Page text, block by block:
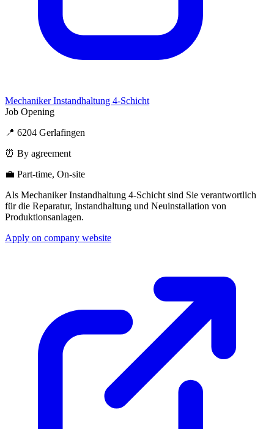
Mechaniker Instandhaltung 4-Schicht
Job Opening
📍 6204 Gerlafingen
⏰ By agreement
💼 Part-time, On-site
Als Mechaniker Instandhaltung 4-Schicht sind Sie verantwortlich
für die Reparatur, Instandhaltung und Neuinstallation von
Produktionsanlagen.
Apply on company website